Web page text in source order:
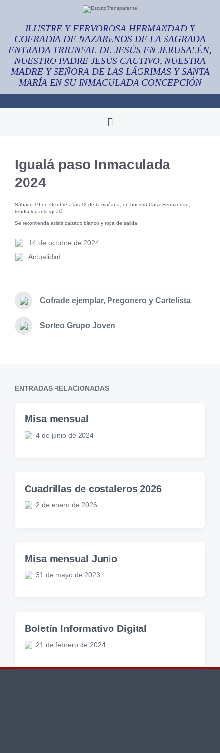
ILUSTRE Y FERVOROSA HERMANDAD Y
COFRADÍA DE NAZARENOS DE LA SAGRADA
ENTRADA TRIUNFAL DE JESÚS EN JERUSALÉN,
NUESTRO PADRE JESÚS CAUTIVO, NUESTRA
MADRE Y SEÑORA DE LAS LÁGRIMAS Y SANTA
MARÍA EN SU INMACULADA CONCEPCIÓN
Igualá paso Inmaculada
2024
Sábado 19 de Octubre a las 12 de la mañana, en nuestra Casa Hermandad,
tendrá lugar la igualá.
Se recomienda asistir calzado blanco y ropa de salida.
14 de octubre de 2024
Actualidad
Cofrade ejemplar, Pregonero y Cartelista
Sorteo Grupo Joven
ENTRADAS RELACIONADAS
Misa mensual
4 de junio de 2024
Cuadrillas de costaleros 2026
2 de enero de 2026
Misa mensual Junio
31 de mayo de 2023
Boletín Informativo Digital
21 de febrero de 2024